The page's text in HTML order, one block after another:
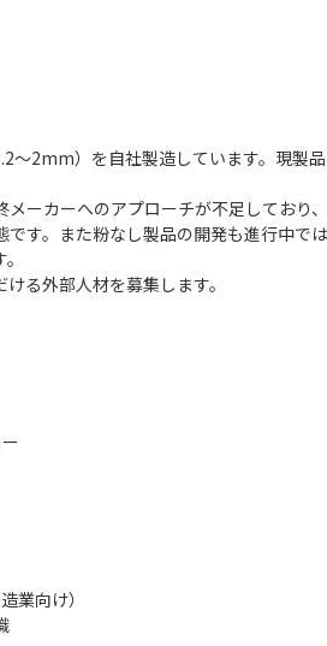
〜2mm）を自社製造しています。現製
ーカーへのアプローチが不足しており
す。また粉なし製品の開発も進行中で
る外部人材を募集します。
業向け）